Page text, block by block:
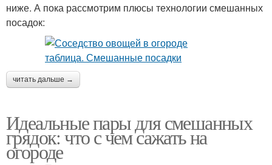
ниже. А пока рассмотрим плюсы технологии смешанных
посадок:
читать дальше →
Идеальные пары для смешанных
грядок: что с чем сажать на
огороде